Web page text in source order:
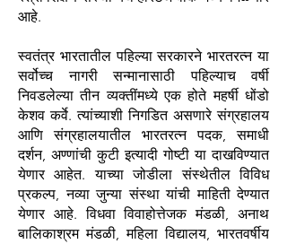
आहे.
स्वतंत्र भारतातील पहिल्या सरकारने भारतरत्न या
सर्वोच्च नागरी सन्मानासाठी पहिल्याच वर्षी
निवडलेल्या तीन व्यक्तींमध्ये एक होते महर्षी धोंडो
केशव कर्वे. त्यांच्याशी निगडित असणारे संग्रहालय
आणि संग्रहालयातील भारतरत्न पदक, समाधी
दर्शन, अण्णांची कुटी इत्यादी गोष्टी या दाखविण्यात
येणार आहेत. याच्या जोडीला संस्थेतील विविध
प्रकल्प, नव्या जुन्या संस्था यांची माहिती देण्यात
येणार आहे. विधवा विवाहोत्तेजक मंडळी, अनाथ
बालिकाश्रम मंडळी, महिला विद्यालय, भारतवर्षीय